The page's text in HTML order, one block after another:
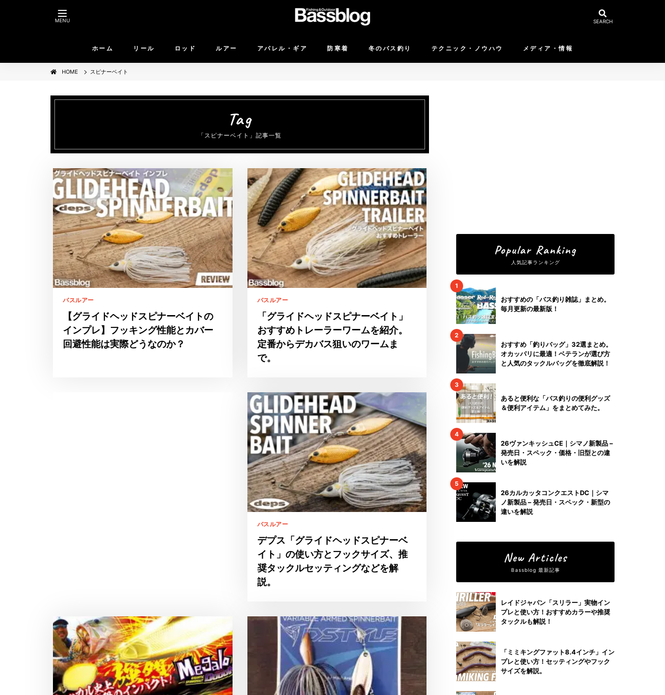
ホーム リール ロッド ルアー アパレル・ギア 防寒着 冬のバス釣り テクニック・ノウハウ メディア・情報
MENU SEARCH
HOME スピナーベイト
「スピナーベイト」記事一覧
【グライドヘッドスピナーベイトの
インプレ】フッキング性能とカバー
回避性能は実際どうなのか？
バスルアー
「グライドヘッドスピナーベイト」
おすすめトレーラーワームを紹介。
定番からデカバス狙いのワームま
で。
バスルアー
デプス「グライドヘッドスピナーベ
イト」の使い方とフックサイズ、推
奨タックルセッティングなどを解
説。
バスルアー
人気記事ランキング
Popular Ranking
おすすめの「バス釣り雑誌」まとめ。
毎月更新の最新版！
1
おすすめ「釣りバッグ」32選まとめ。
オカッパリに最適！ベテランが選び方
と人気のタックルバッグを徹底解説！
2
あると便利な「バス釣りの便利グッズ
＆便利アイテム」をまとめてみた。
3
26ヴァンキッシュCE｜シマノ新製品 –
発売日・スペック・価格・旧型との違
いを解説
4
26カルカッタコンクエストDC｜シマ
ノ新製品 – 発売日・スペック・新型の
違いを解説
5
Bassblog 最新記事
New Articles
レイドジャパン「スリラー」実物イン
プレと使い方！おすすめカラーや推奨
タックルも解説！
「ミミキングファット8.4インチ」イン
プレと使い方！セッティングやフック
サイズを解説。